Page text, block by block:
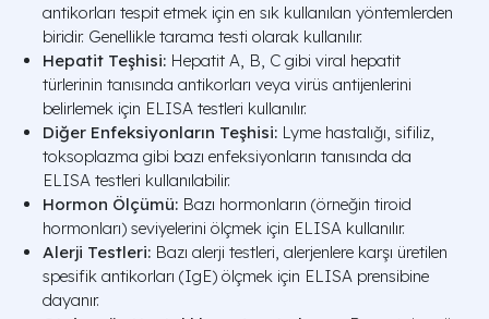
antikorları tespit etmek için en sık kullanılan yöntemlerden
biridir. Genellikle tarama testi olarak kullanılır.
Hepatit Teşhisi: Hepatit A, B, C gibi viral hepatit
türlerinin tanısında antikorları veya virüs antijenlerini
belirlemek için ELISA testleri kullanılır.
Diğer Enfeksiyonların Teşhisi: Lyme hastalığı, sifiliz,
toksoplazma gibi bazı enfeksiyonların tanısında da
ELISA testleri kullanılabilir.
Hormon Ölçümü: Bazı hormonların (örneğin tiroid
hormonları) seviyelerini ölçmek için ELISA kullanılır.
Alerji Testleri: Bazı alerji testleri, alerjenlere karşı üretilen
spesifik antikorları (IgE) ölçmek için ELISA prensibine
dayanır.